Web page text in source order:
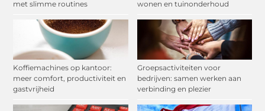
met slimme routines
wonen en tuinonderhoud
Koffiemachines op kantoor:
meer comfort, productiviteit en
gastvrijheid
Groepsactiviteiten voor
bedrijven: samen werken aan
verbinding en plezier